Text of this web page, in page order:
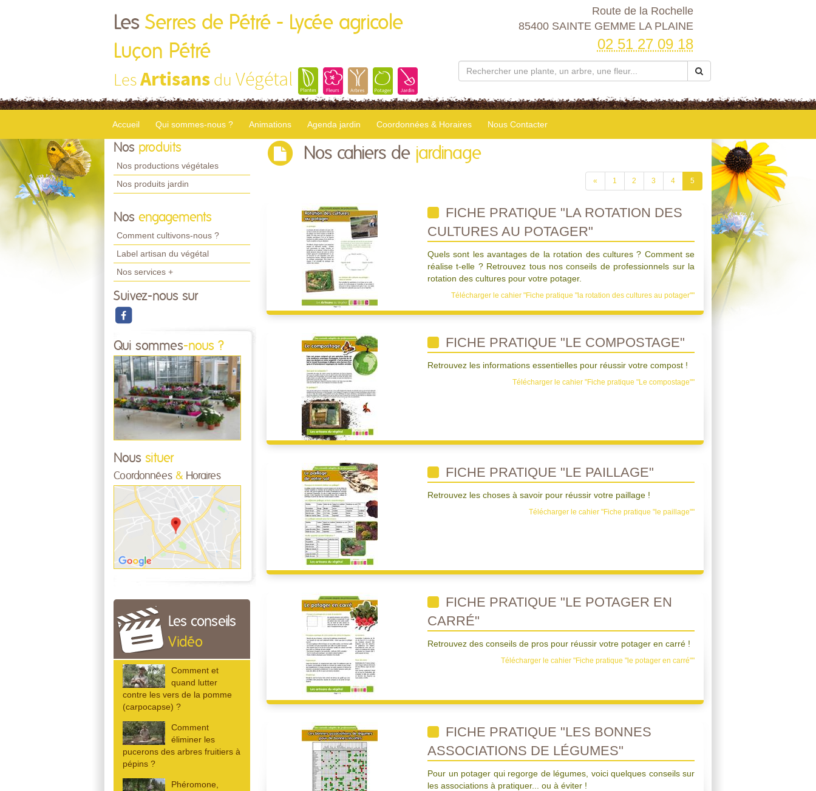
Les Serres de Pétré - Lycée agricole
Luçon Pétré
LesArtisans du Végétal
Route de la Rochelle
85400 SAINTE GEMME LA PLAINE
02 51 27 09 18
Accueil Qui sommes-nous ? Animations Agenda jardin Coordonnées & Horaires Nous Contacter
Nos produits
Nos productions végétales
Nos produits jardin
Nos engagements
Comment cultivons-nous ?
Label artisan du végétal
Nos services +
Suivez-nous sur
Qui sommes-nous ?
Nous situer
Coordonnées & Horaires
Les conseils
Vidéo
Comment et
quand lutter
contre les vers de la pomme
(carpocapse) ?
Comment
éliminer les
pucerons des arbres fruitiers à
pépins ?
Phéromone,
Nos cahiers de jardinage
« 1 2 3 4 5
FICHE PRATIQUE "LA ROTATION DES
CULTURES AU POTAGER"
Quels sont les avantages de la rotation des cultures ? Comment se
réalise t-elle ? Retrouvez tous nos conseils de professionnels sur la
rotation des cultures pour votre potager.
Télécharger le cahier "Fiche pratique "la rotation des cultures au potager""
FICHE PRATIQUE "LE COMPOSTAGE"
Retrouvez les informations essentielles pour réussir votre compost !
Télécharger le cahier "Fiche pratique "Le compostage""
FICHE PRATIQUE "LE PAILLAGE"
Retrouvez les choses à savoir pour réussir votre paillage !
Télécharger le cahier "Fiche pratique "le paillage""
FICHE PRATIQUE "LE POTAGER EN
CARRÉ"
Retrouvez des conseils de pros pour réussir votre potager en carré !
Télécharger le cahier "Fiche pratique "le potager en carré""
FICHE PRATIQUE "LES BONNES
ASSOCIATIONS DE LÉGUMES"
Pour un potager qui regorge de légumes, voici quelques conseils sur
les associations à pratiquer... ou à éviter !